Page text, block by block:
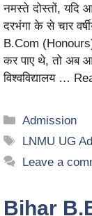
नमस्ते दोस्तों, यदि
दरभंगा के से चार
B.Com
कर पाए थे, तो अब
विश्वविद्यालय …
Admission
LNMU UG
Leave a
Bihar